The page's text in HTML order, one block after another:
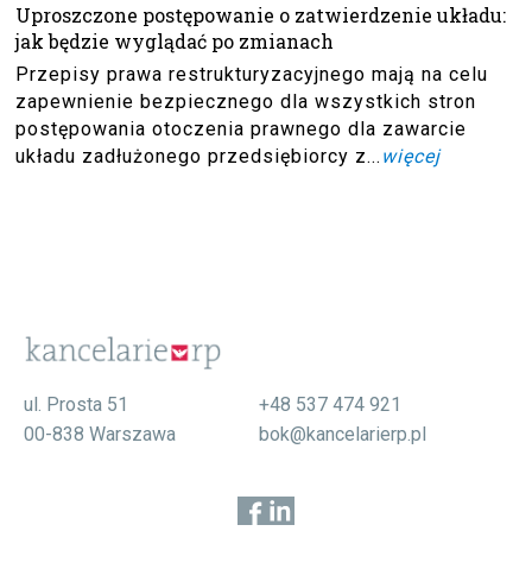
Uproszczone postępowanie o zatwierdzenie układu:
jak będzie wyglądać po zmianach
Przepisy prawa restrukturyzacyjnego mają na celu
zapewnienie bezpiecznego dla wszystkich stron
postępowania otoczenia prawnego dla zawarcie
układu zadłużonego przedsiębiorcy z... więcej
ul. Prosta 51
00-838 Warszawa
+48 537 474 921
bok@kancelarierp.pl